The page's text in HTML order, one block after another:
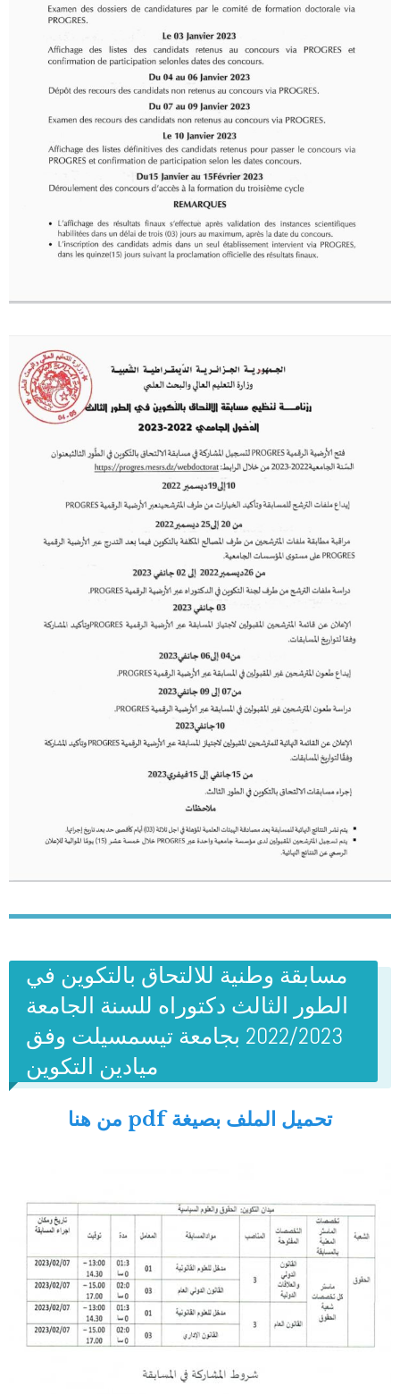
مسابقة وطنية للالتحاق بالتكوين في
الطور الثالث دكتوراه للسنة الجامعة
2022/2023 بجامعة تيسمسيلت وفق
ميادين التكوين
من هنا pdf تحميل الملف بصيغة